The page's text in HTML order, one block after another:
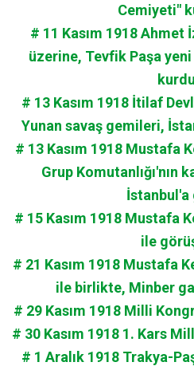
Cemiyeti"
# 11 Kasım 1918 Ahmet
üzerine, Tevfik Paşa
# 13 Kasım 1918 İtilaf
Yunan savaş gemileri,
# 13 Kasım 1918 Mustafa
Grup Komutanlığı'nın
İstanbul'a
# 15 Kasım 1918 Mustafa
ile
# 21 Kasım 1918 Mustafa
ile birlikte, Minber
# 29 Kasım 1918 Milli
# 30 Kasım 1918 1. Kars
# 1 Aralık 1918 Trakya-